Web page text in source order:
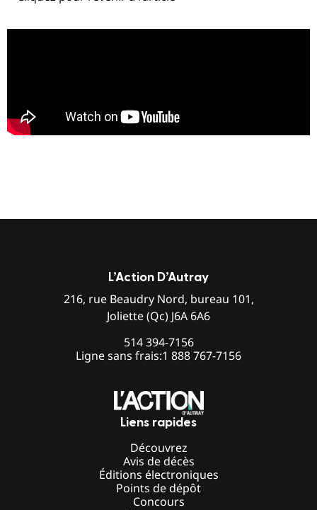
L’Action D’Autray
216, rue Beaudry Nord, bureau 101,
Joliette (Qc) J6A 6A6
514 394-7156
Ligne sans frais:1 888 767-7156
Liens rapides
Découvrez
Avis de décès
Éditions électroniques
Points de dépôt
Concours